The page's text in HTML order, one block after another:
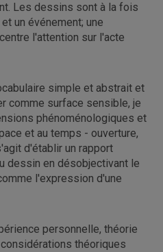
Les dessins sont à la fois
un événement; une
l'attention sur l'acte
simple et abstrait et
comme surface sensible, je
phénoménologiques et
et au temps - ouverture,
d'établir un rapport
dessin en désobjectivant le
l'expression d'une
personnelle, théorie
théoriques